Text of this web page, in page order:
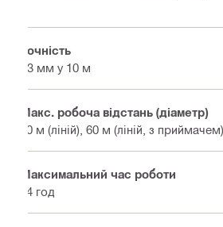
Точність
±3 мм у 10 м
Макс. робоча відстань (діаметр)
20 м (ліній), 60 м (ліній, з приймачем)
Максимальний час роботи
14 год